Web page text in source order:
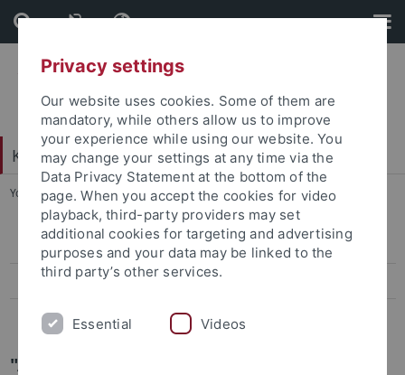
Skip
to
content
Skip
to
footer
Katholisch-Theologische Fakultät
You are here: Startseite ... Archiv Promotionsordnungen
kanonischer Dr. theol.
Dr. phil.
Archiv Promotionsordnungen
"Alte" Promotionsordnung (gültig 15. Juli
Privacy settings
Our website uses cookies. Some of them are
mandatory, while others allow us to improve
your experience while using our website. You
may change your settings at any time via the
Data Privacy Statement at the bottom of the
page. When you accept the cookies for video
playback, third-party providers may set
additional cookies for targeting and advertising
purposes and your data may be linked to the
third party’s other services.
Essential Videos